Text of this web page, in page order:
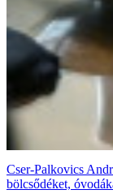
Cser-Palkovics
bölcsődéket,